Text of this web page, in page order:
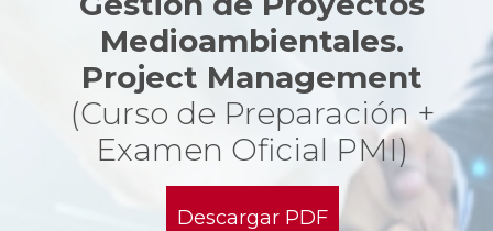
Medioambientales.
Project Management
(Curso de Preparación +
Examen Oficial PMI)
Descargar PDF